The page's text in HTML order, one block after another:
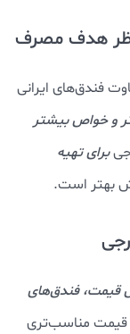
فندق‌های ایرانی
و خواص بیشتر
برای تهیه
بهتر است.
قیمت، فندق‌های
قیمت مناسب‌تری